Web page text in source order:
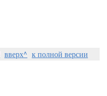
вверх^ к полной версии